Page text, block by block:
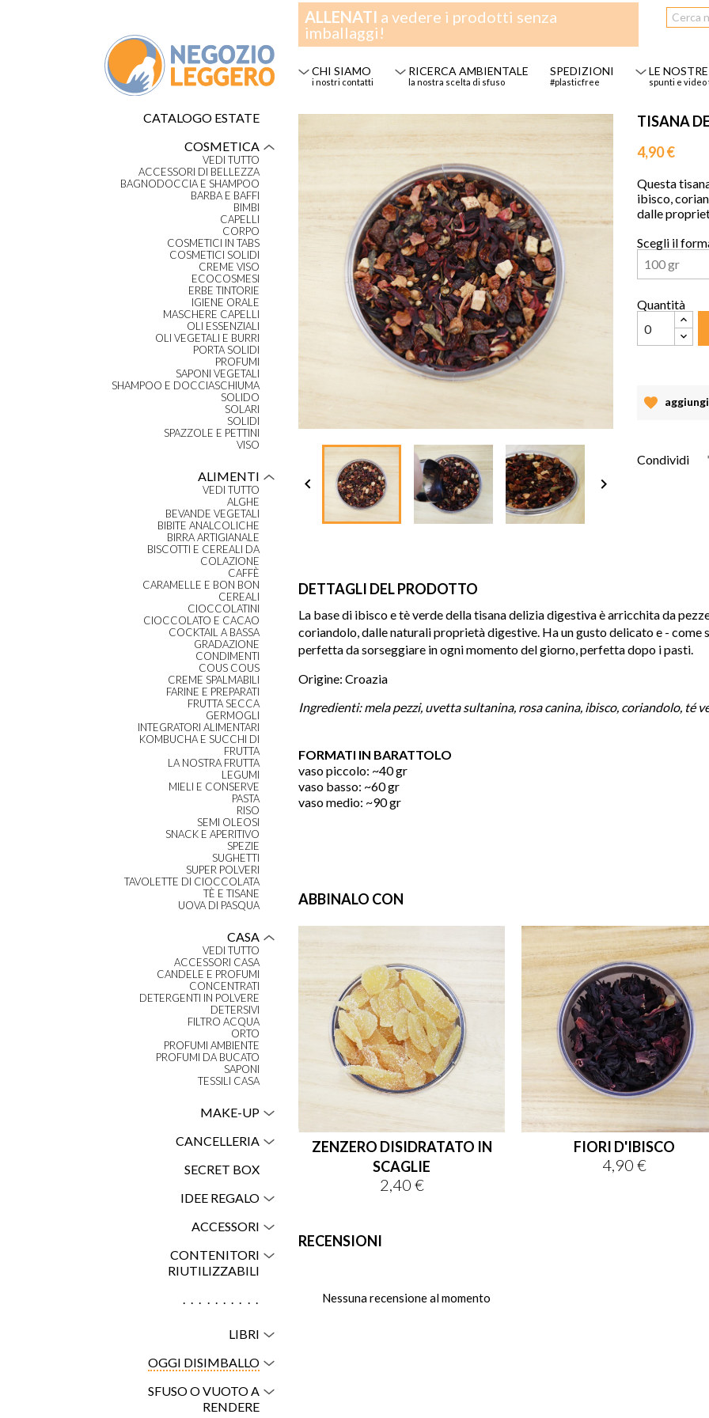
ALLENATI a vedere i prodotti senza
imballaggi!
CHI SIAMO
i nostri contatti
RICERCA AMBIENTALE
la nostra scelta di sfuso
SPEDIZIONI
#plasticfree
LE
spunti e
CATALOGO ESTATE
COSMETICA
VEDI TUTTO
ACCESSORI DI BELLEZZA
BAGNODOCCIA E SHAMPOO
BARBA E BAFFI
BIMBI
CAPELLI
CORPO
COSMETICI IN TABS
COSMETICI SOLIDI
CREME VISO
ECOCOSMESI
ERBE TINTORIE
IGIENE ORALE
MASCHERE CAPELLI
OLI ESSENZIALI
OLI VEGETALI E BURRI
PORTA SOLIDI
PROFUMI
SAPONI VEGETALI
SHAMPOO E DOCCIASCHIUMA
SOLIDO
SOLARI
SOLIDI
SPAZZOLE E PETTINI
VISO
ALIMENTI
VEDI TUTTO
ALGHE
BEVANDE VEGETALI
BIBITE ANALCOLICHE
BIRRA ARTIGIANALE
BISCOTTI E CEREALI DA
COLAZIONE
CAFFÈ
CARAMELLE E BON BON
CEREALI
CIOCCOLATINI
CIOCCOLATO E CACAO
COCKTAIL A BASSA
GRADAZIONE
CONDIMENTI
COUS COUS
CREME SPALMABILI
FARINE E PREPARATI
FRUTTA SECCA
GERMOGLI
INTEGRATORI ALIMENTARI
KOMBUCHA E SUCCHI DI
FRUTTA
LA NOSTRA FRUTTA
LEGUMI
MIELI E CONSERVE
PASTA
RISO
SEMI OLEOSI
SNACK E APERITIVO
SPEZIE
SUGHETTI
SUPER POLVERI
TAVOLETTE DI CIOCCOLATA
TÈ E TISANE
UOVA DI PASQUA
CASA
VEDI TUTTO
ACCESSORI CASA
CANDELE E PROFUMI
CONCENTRATI
DETERGENTI IN POLVERE
DETERSIVI
FILTRO ACQUA
ORTO
PROFUMI AMBIENTE
PROFUMI DA BUCATO
SAPONI
TESSILI CASA
MAKE-UP
CANCELLERIA
SECRET BOX
IDEE REGALO
ACCESSORI
CONTENITORI
RIUTILIZZABILI
..........
LIBRI
OGGI DISIMBALLO
SFUSO O VUOTO A
RENDERE
 
TISANA
4,90 €
Questa
ibisco,
dalle
Scegli il
Quantità
Condividi
DETTAGLI DEL PRODOTTO
La base di ibisco e tè verde della tisana delizia digestiva è arricchita da
coriandolo, dalle naturali proprietà digestive. Ha un gusto delicato e - come
perfetta da sorseggiare in ogni momento del giorno, perfetta dopo i pasti.
Origine: Croazia
Ingredienti: mela pezzi, uvetta sultanina, rosa canina, ibisco, coriandolo, té
FORMATI IN BARATTOLO
vaso piccolo: ~40 gr
vaso basso: ~60 gr
vaso medio: ~90 gr
ABBINALO CON
ZENZERO DISIDRATATO IN
SCAGLIE
Prezzo
2,40 €
FIORI D'IBISCO
Prezzo
4,90 €
RECENSIONI
Nessuna recensione al momento